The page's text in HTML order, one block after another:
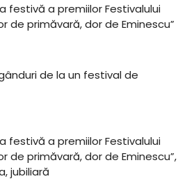
festivă a premiilor Festivalului
de primăvară, dor de Eminescu”
de la un festival de
festivă a premiilor Festivalului
de primăvară, dor de Eminescu”,
jubiliară